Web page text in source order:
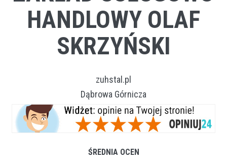
HANDLOWY OLAF
SKRZYŃSKI
zuhstal.pl
Dąbrowa Górnicza
ŚREDNIA OCEN